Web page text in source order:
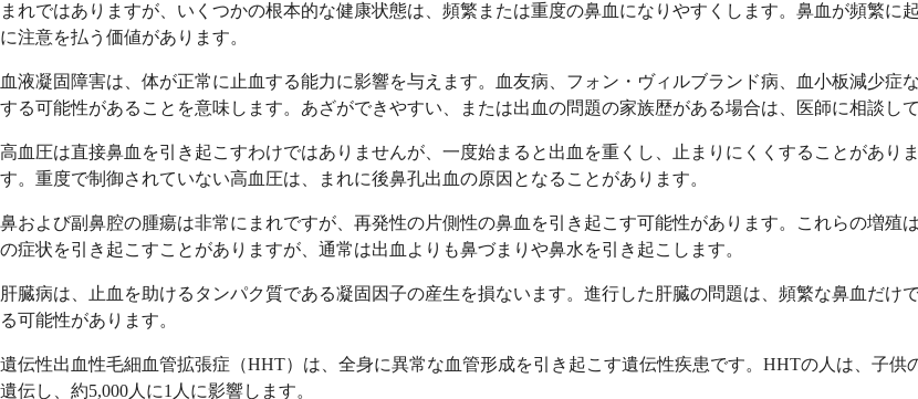
まれではありますが、いくつかの根本的な健康状態は、頻繁または重度の鼻血になりやすくします。鼻血が頻繁
に注意を払う価値があります。
血液凝固障害は、体が正常に止血する能力に影響を与えます。血友病、フォン・ヴィルブランド病、血小板減少
する可能性があることを意味します。あざができやすい、または出血の問題の家族歴がある場合は、医師に相談して
高血圧は直接鼻血を引き起こすわけではありませんが、一度始まると出血を重くし、止まりにくくすることがあり
す。重度で制御されていない高血圧は、まれに後鼻孔出血の原因となることがあります。
鼻および副鼻腔の腫瘍は非常にまれですが、再発性の片側性の鼻血を引き起こす可能性があります。これらの増
の症状を引き起こすことがありますが、通常は出血よりも鼻づまりや鼻水を引き起こします。
肝臓病は、止血を助けるタンパク質である凝固因子の産生を損ないます。進行した肝臓の問題は、頻繁な鼻血だ
る可能性があります。
遺伝性出血性毛細血管拡張症（HHT）は、全身に異常な血管形成を引き起こす遺伝性疾患です。HHTの人は、子
遺伝し、約5,000人に1人に影響します。